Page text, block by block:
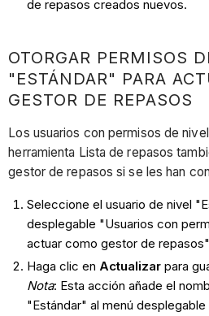
de repasos creados nuevos.
OTORGAR PERMISOS
"ESTÁNDAR" PARA
GESTOR DE REPASOS
Los usuarios con permisos de
herramienta Lista de repasos
gestor de repasos si se les han
Seleccione el usuario de nivel
desplegable "Usuarios con
actuar como gestor de
Haga clic en Actualizarpara
Nota: Esta acción añade el
"Estándar" al menú